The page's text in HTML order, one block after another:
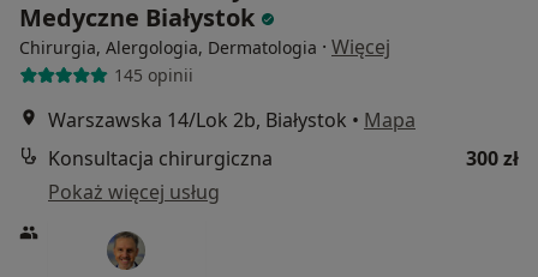
Medyczne Białystok
Chirurgia, Alergologia, Dermatologia · Więcej
145 opinii
Warszawska 14/Lok 2b, Białystok • Mapa
Konsultacja chirurgiczna
300 zł
Pokaż więcej usług